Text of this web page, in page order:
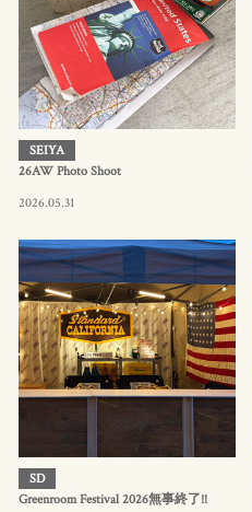
SEIYA
26AW Photo Shoot
2026.05.31
SD
Greenroom Festival 2026無事終了!!